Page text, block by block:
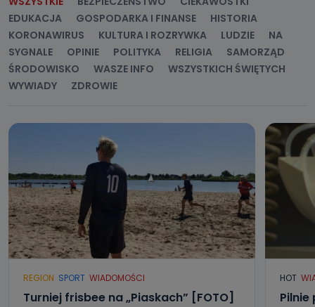
EDUKACJA
GOSPODARKA I FINANSE
HISTORIA
KORONAWIRUS
KULTURA I ROZRYWKA LUDZIE
NA
SYGNALE
OPINIE POLITYKA RELIGIA
SAMORZĄD
ŚRODOWISKO
WASZE INFO
WSZYSTKICH ŚWIĘTYCH
WYWIADY
ZDROWIE
REGION SPORT WIADOMOŚCI
Turniej frisbee na „Piaskach” [FOTO]
HOT